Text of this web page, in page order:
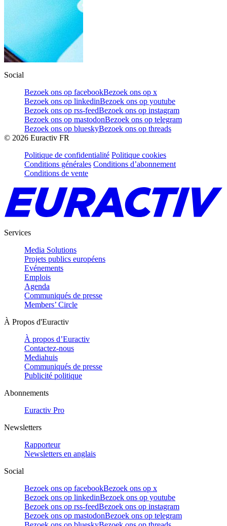
Social
Bezoek ons op facebookBezoek ons op x
Bezoek ons op linkedinBezoek ons op youtube
Bezoek ons op rss-feedBezoek ons op instagram
Bezoek ons op mastodonBezoek ons op telegram
Bezoek ons op blueskyBezoek ons op threads
© 2026 Euractiv FR
Politique de confidentialité Politique cookies
Conditions générales Conditions d’abonnement
Conditions de vente
Services
Media Solutions
Projets publics européens
Evénements
Emplois
Agenda
Communiqués de presse
Members’ Circle
À Propos d'Euractiv
À propos d’Euractiv
Contactez-nous
Mediahuis
Communiqués de presse
Publicité politique
Abonnements
Euractiv Pro
Newsletters
Rapporteur
Newsletters en anglais
Social
Bezoek ons op facebookBezoek ons op x
Bezoek ons op linkedinBezoek ons op youtube
Bezoek ons op rss-feedBezoek ons op instagram
Bezoek ons op mastodonBezoek ons op telegram